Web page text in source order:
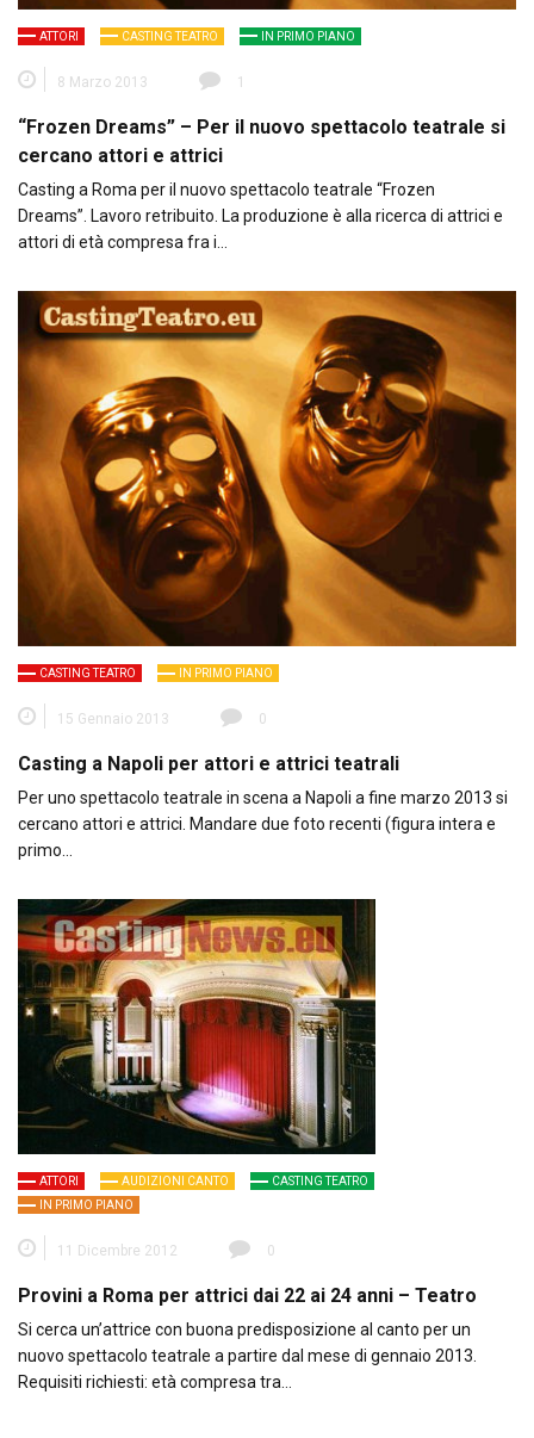
ATTORI CASTING TEATRO IN PRIMO PIANO
8 Marzo 2013 1
“Frozen Dreams” – Per il nuovo spettacolo teatrale si
cercano attori e attrici
Casting a Roma per il nuovo spettacolo teatrale “Frozen
Dreams”. Lavoro retribuito. La produzione è alla ricerca di attrici e
attori di età compresa fra i…
CASTING TEATRO IN PRIMO PIANO
15 Gennaio 2013 0
Casting a Napoli per attori e attrici teatrali
Per uno spettacolo teatrale in scena a Napoli a fine marzo 2013 si
cercano attori e attrici. Mandare due foto recenti (figura intera e
primo…
ATTORI AUDIZIONI CANTO
CASTING TEATRO
IN PRIMO PIANO
11 Dicembre 2012 0
Provini a Roma per attrici dai 22 ai 24 anni – Teatro
Si cerca un’attrice con buona predisposizione al canto per un
nuovo spettacolo teatrale a partire dal mese di gennaio 2013.
Requisiti richiesti: età compresa tra…